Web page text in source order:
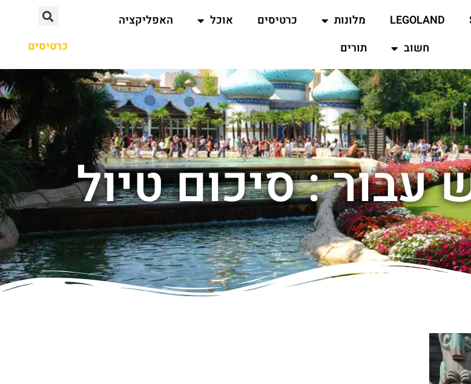
LEGOLAND מלונות כרטיסים אוכל
האפליקציה
חשוב
תורים כרטיסים
עבור : סיכום טיול